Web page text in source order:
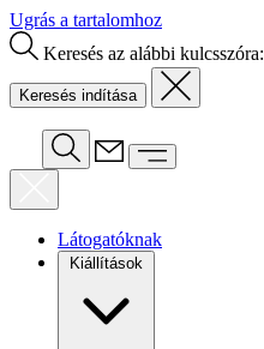
Ugrás a tartalomhoz
Keresés az alábbi kulcsszóra:
Látogatóknak
Kiállítások